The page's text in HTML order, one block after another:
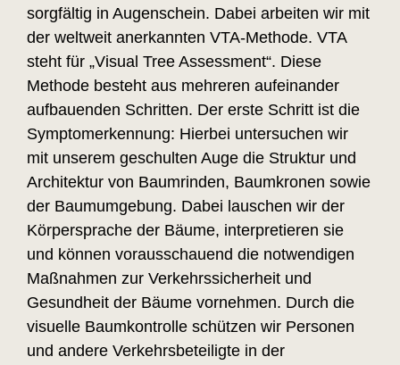
sorgfältig in Augenschein. Dabei arbeiten wir mit
der weltweit anerkannten VTA-Methode. VTA
steht für „Visual Tree Assessment“. Diese
Methode besteht aus mehreren aufeinander
aufbauenden Schritten. Der erste Schritt ist die
Symptomerkennung: Hierbei untersuchen wir
mit unserem geschulten Auge die Struktur und
Architektur von Baumrinden, Baumkronen sowie
der Baumumgebung. Dabei lauschen wir der
Körpersprache der Bäume, interpretieren sie
und können vorausschauend die notwendigen
Maßnahmen zur Verkehrssicherheit und
Gesundheit der Bäume vornehmen. Durch die
visuelle Baumkontrolle schützen wir Personen
und andere Verkehrsbeteiligte in der